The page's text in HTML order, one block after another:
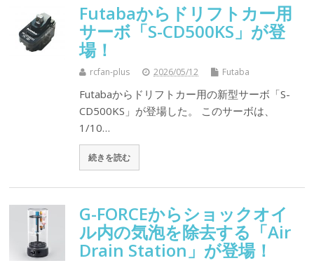
Futabaからドリフトカー用
サーボ「S-CD500KS」が登
場！
rcfan-plus 2026/05/12 Futaba
Futabaからドリフトカー用の新型サーボ「S-
CD500KS」が登場した。 このサーボは、
1/10…
続きを読む
G-FORCEからショックオイ
ル内の気泡を除去する「Air
Drain Station」が登場！